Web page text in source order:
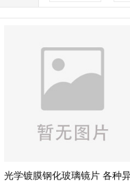
光学镀膜钢化玻璃镜片 各种